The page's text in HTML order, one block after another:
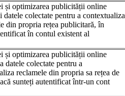
și optimizarea publicității online
colectate pentru a contextualiza
din propria rețea publicitară, în
în contul existent al
și optimizarea publicității online
datele colectate pentru a
reclamele din propria sa rețea de
sunteți autentificat într-un cont